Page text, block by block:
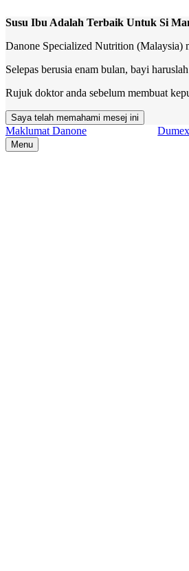
Susu Ibu Adalah Terbaik Untuk Si
Danone Specialized Nutrition (Malaysia)
Selepas berusia enam bulan, bayi
Rujuk doktor anda sebelum membuat
Saya telah memahami mesej ini
Maklumat Danone
Menu